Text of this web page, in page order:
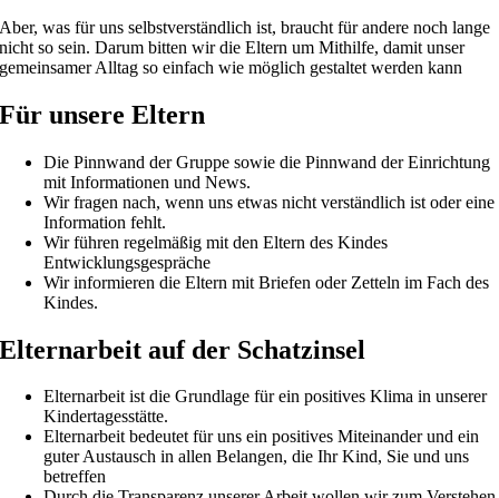
Aber, was für uns selbstverständlich ist, braucht für andere noch lange
nicht so sein. Darum bitten wir die Eltern um Mithilfe, damit unser
gemeinsamer Alltag so einfach wie möglich gestaltet werden kann
Für unsere Eltern
Die Pinnwand der Gruppe sowie die Pinnwand der Einrichtung
mit Informationen und News.
Wir fragen nach, wenn uns etwas nicht verständlich ist oder eine
Information fehlt.
Wir führen regelmäßig mit den Eltern des Kindes
Entwicklungsgespräche
Wir informieren die Eltern mit Briefen oder Zetteln im Fach des
Kindes.
Elternarbeit auf der Schatzinsel
Elternarbeit ist die Grundlage für ein positives Klima in unserer
Kindertagesstätte.
Elternarbeit bedeutet für uns ein positives Miteinander und ein
guter Austausch in allen Belangen, die Ihr Kind, Sie und uns
betreffen